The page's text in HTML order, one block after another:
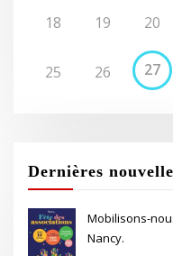
18 19 20
25 26 27
Dernières
Mobilisons-
Nancy.